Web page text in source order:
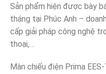
Sản phẩm hiện được bày
tháng tại Phúc Anh –
cấp giải pháp công nghệ
thoại,…
Màn chiếu điện Prima